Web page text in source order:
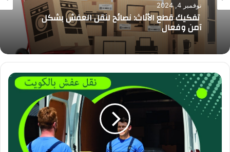
نوفمبر 4, 2024
تفكيك قطع الأثاث: نصائح لنقل العفش بشكل
آمن وفعال